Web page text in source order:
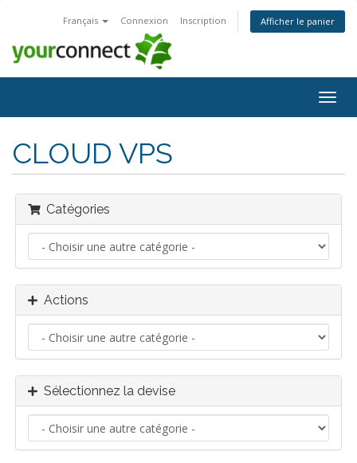
Français Connexion Inscription Afficher le panier
la
CLOUD VPS
Catégories
Actions
Sélectionnez la devise